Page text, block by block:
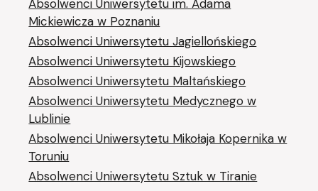
Absolwenci Uniwersytetu im. Adama
Mickiewicza w Poznaniu
Absolwenci Uniwersytetu Jagiellońskiego
Absolwenci Uniwersytetu Kijowskiego
Absolwenci Uniwersytetu Maltańskiego
Absolwenci Uniwersytetu Medycznego w
Lublinie
Absolwenci Uniwersytetu Mikołaja Kopernika w
Toruniu
Absolwenci Uniwersytetu Sztuk w Tiranie